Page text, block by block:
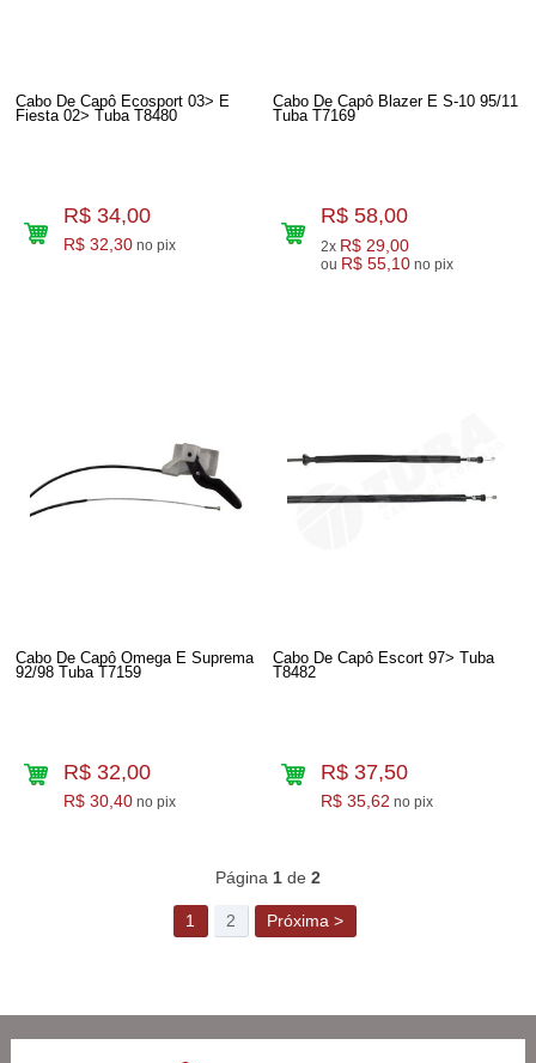
Cabo De Capô Ecosport 03> E
Fiesta 02> Tuba T8480
R$ 34,00
R$ 32,30 no pix
Cabo De Capô Blazer E S-10 95/11
Tuba T7169
R$ 58,00
2x R$ 29,00
ou R$ 55,10 no pix
Cabo De Capô Omega E Suprema
92/98 Tuba T7159
R$ 32,00
R$ 30,40 no pix
Cabo De Capô Escort 97> Tuba
T8482
R$ 37,50
R$ 35,62 no pix
Página 1de 2
1 2 Próxima >